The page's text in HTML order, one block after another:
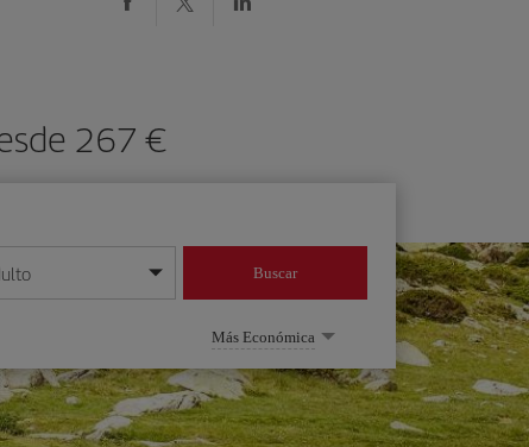
267 €
mes/año
Buscar
Más Económica